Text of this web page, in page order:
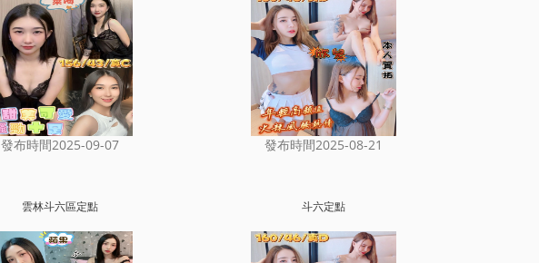
發布時間2025-09-07 發布時間2025-08-21
雲林斗六區定點 斗六定點